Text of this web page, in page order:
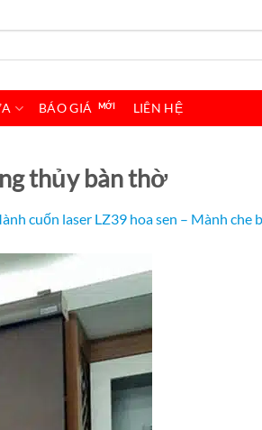
BÁO GIÁ LIÊN HỆ
thủy bàn thờ
cuốn laser LZ39 hoa sen – Mành